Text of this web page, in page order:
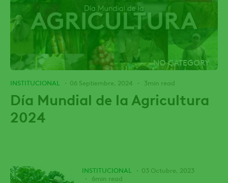
NO CATEGORY
INSTITUCIONAL 06 Septiembre, 2024 3min read
Día Mundial de la Agricultura
2024
INSTITUCIONAL
03 Octubre, 2023
6min read